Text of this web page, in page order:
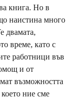
книга. Но в
наистина много
двамата,
време, като с
работници във
и от
възможността
ние сме